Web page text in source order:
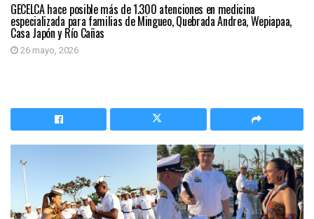
GECELCA hace posible más de 1.300 atenciones en medicina
especializada para familias de Mingueo, Quebrada Andrea, Wepiapaa,
Casa Japón y Río Cañas
26 mayo, 2026